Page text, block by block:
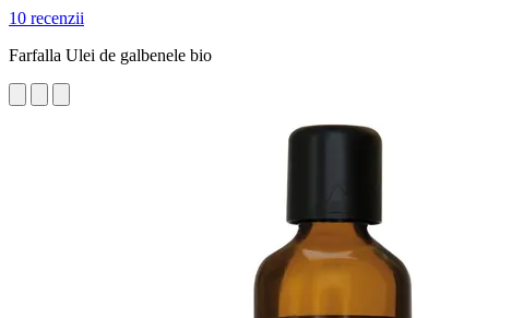
10 recenzii
Farfalla Ulei de galbenele bio